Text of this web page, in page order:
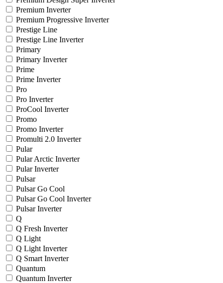
Premium Inverter
Premium Progressive Inverter
Prestige Line
Prestige Line Inverter
Primary
Primary Inverter
Prime
Prime Inverter
Pro
Pro Inverter
ProCool Inverter
Promo
Promo Inverter
Promulti 2.0 Inverter
Pular
Pular Arctic Inverter
Pular Inverter
Pulsar
Pulsar Go Cool
Pulsar Go Cool Inverter
Pulsar Inverter
Q
Q Fresh Inverter
Q Light
Q Light Inverter
Q Smart Inverter
Quantum
Quantum Inverter